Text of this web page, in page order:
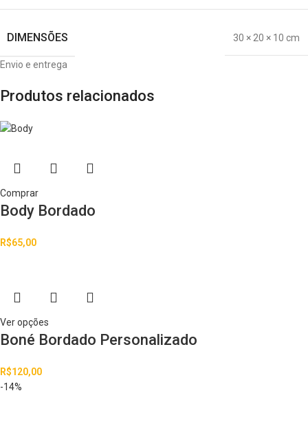
DIMENSÕES 30 × 20 × 10 cm
Envio e entrega
Produtos relacionados
Comprar
Body Bordado
R$65,00
Ver opções
Boné Bordado Personalizado
R$120,00
-14%